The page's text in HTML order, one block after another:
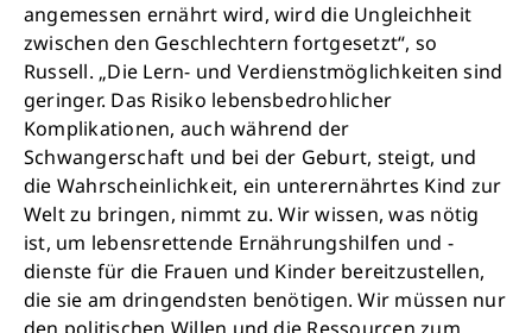
angemessen ernährt wird, wird die Ungleichheit
zwischen den Geschlechtern fortgesetzt“, so
Russell. „Die Lern- und Verdienstmöglichkeiten sind
geringer. Das Risiko lebensbedrohlicher
Komplikationen, auch während der
Schwangerschaft und bei der Geburt, steigt, und
die Wahrscheinlichkeit, ein unterernährtes Kind zur
Welt zu bringen, nimmt zu. Wir wissen, was nötig
ist, um lebensrettende Ernährungshilfen und -
dienste für die Frauen und Kinder bereitzustellen,
die sie am dringendsten benötigen. Wir müssen nur